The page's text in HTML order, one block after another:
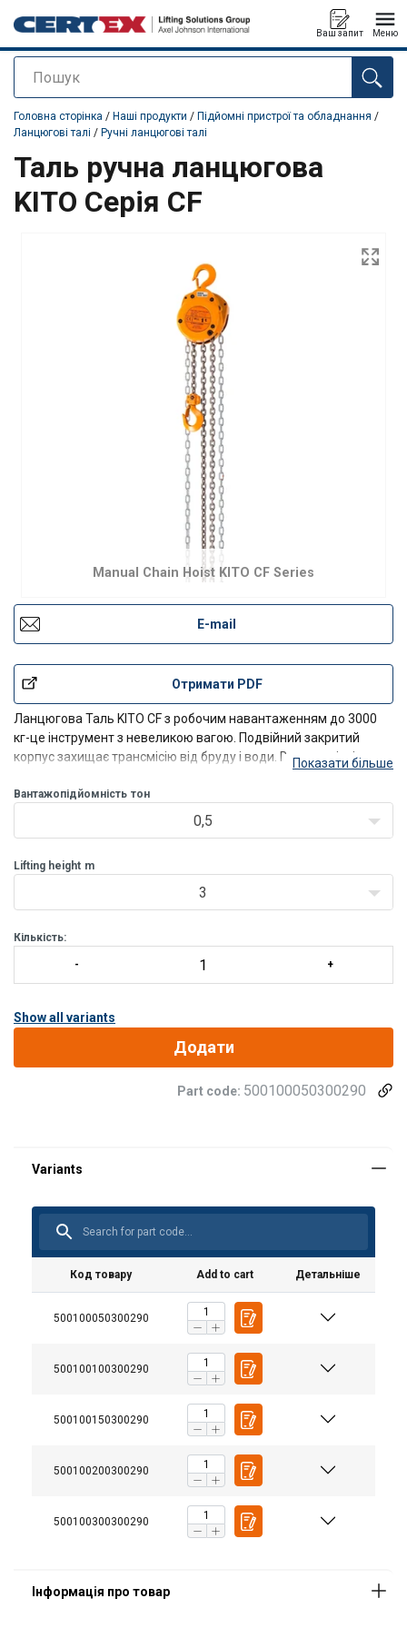
Пошук
Ваш запит Меню
added to your quote
Головна сторінка / Наші продукти / Підйомні пристрої та обладнання /
Ланцюгові талі / Ручні ланцюгові талі
Таль ручна ланцюгова
KITO Серія CF
Manual Chain Hoist KITO CF Series
E-mail
Отримати PDF
Ланцюгова Таль KITO CF з робочим навантаженням до 3000
кг-це інструмент з невеликою вагою. Подвійний закритий
корпус захищає трансмісію від бруду і води. Високоякісні
Показати більше
Вантажопідйомність тон
0,5
Lifting height m
3
Кількість:
Show all variants
Додати
Part code: 500100050300290
Код товару Add to cart Детальніше
500100050300290
500100100300290
500100150300290
500100200300290
500100300300290
Матеріал:
Маркування:
Коефіціент запасу міцності: